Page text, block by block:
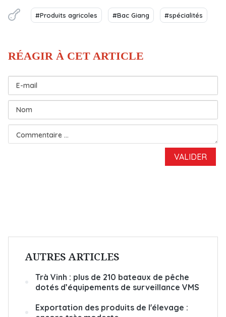
#Produits agricoles #Bac Giang #spécialités
AUTRES ARTICLES
Trà Vinh : plus de 210 bateaux de pêche
dotés d’équipements de surveillance VMS
Exportation des produits de l'élevage :